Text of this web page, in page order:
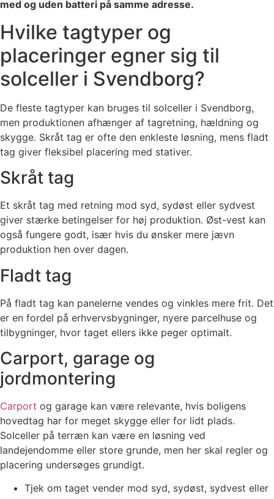
med og uden batteri på samme adresse.
Hvilke tagtyper og
placeringer egner sig til
solceller i Svendborg?
De fleste tagtyper kan bruges til solceller i Svendborg,
men produktionen afhænger af tagretning, hældning og
skygge. Skråt tag er ofte den enkleste løsning, mens fladt
tag giver fleksibel placering med stativer.
Skråt tag
Et skråt tag med retning mod syd, sydøst eller sydvest
giver stærke betingelser for høj produktion. Øst-vest kan
også fungere godt, især hvis du ønsker mere jævn
produktion hen over dagen.
Fladt tag
På fladt tag kan panelerne vendes og vinkles mere frit. Det
er en fordel på erhvervsbygninger, nyere parcelhuse og
tilbygninger, hvor taget ellers ikke peger optimalt.
Carport, garage og
jordmontering
Carport og garage kan være relevante, hvis boligens
hovedtag har for meget skygge eller for lidt plads.
Solceller på terræn kan være en løsning ved
landejendomme eller store grunde, men her skal regler og
placering undersøges grundigt.
Tjek om taget vender mod syd, sydøst, sydvest eller